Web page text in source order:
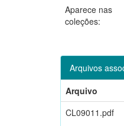
Aparece nas
coleções:
Arquivos
Arquivo
CL09011.pdf